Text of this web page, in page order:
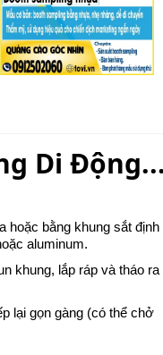
Di
hoặc bằng khung sắt định
aluminum.
khung, lắp ráp và tháo ra
lại gọn gàng (có thể chở